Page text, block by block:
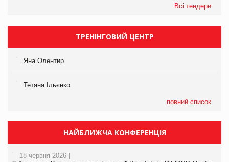
Всі тендери
ТРЕНІНГОВИЙ ЦЕНТР
Яна Олентир
Тетяна Ільєнко
повний список
НАЙБЛИЖЧА КОНФЕРЕНЦІЯ
18 червня 2026 |